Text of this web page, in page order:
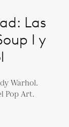
Las
I y
Warhol.
Pop Art.